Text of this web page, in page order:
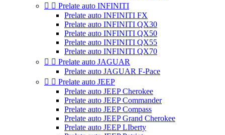
  Prelate auto INFINITI
Prelate auto INFINITI FX
Prelate auto INFINITI QX30
Prelate auto INFINITI QX50
Prelate auto INFINITI QX55
Prelate auto INFINITI QX70
  Prelate auto JAGUAR
Prelate auto JAGUAR F-Pace
  Prelate auto JEEP
Prelate auto JEEP Cherokee
Prelate auto JEEP Commander
Prelate auto JEEP Compass
Prelate auto JEEP Grand Cherokee
Prelate auto JEEP LIberty